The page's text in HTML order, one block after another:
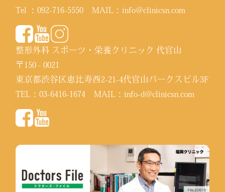
Tel ：092-716-5550 MAIL：info@clinicsn.com
整形外科 スポーツ・栄養クリニック 代官山
〒150 - 0021
東京都渋谷区恵比寿西2-21-4代官山パークスビル3F
TEL：03-6416-1674 MAIL：info-d@clinicsn.com